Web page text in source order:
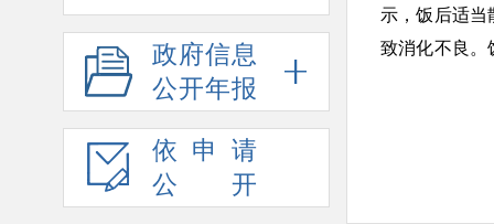
政府信息
公开年报
依申请
公开
示，饭后适当
致消化不良。